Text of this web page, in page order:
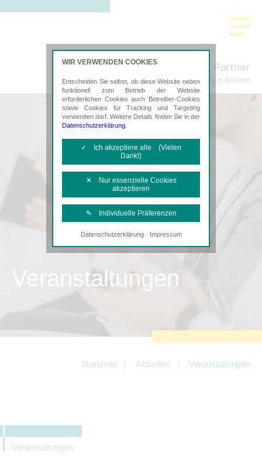
Freund & Partner
Steuerberatung in Anklam
Veranstaltungen
Startseite Aktuelles Veranstaltungen
Veranstaltungen
WIR VERWENDEN COOKIES
Entscheiden Sie selbst, ob diese Website neben
funktionell zum Betrieb der Website
erforderlichen Cookies auch Betreiber-Cookies
sowie Cookies für Tracking und Targeting
verwenden darf. Weitere Details finden Sie in der
Datenschutzerklärung
✓ Ich akzeptiere alle (Vielen
Dank!)
✕ Nur essenzielle Cookies
akzeptieren
✎ Individuelle Präferenzen
Notwendige Cookies
Diese Cookies sind erforderlich, um die
Tracking- und Targeting-Cookies
Angebotes einschließlich der
Angeboten von z.B. Facebook und
LinkedIn.
Datenschutzerklärung· Impressum